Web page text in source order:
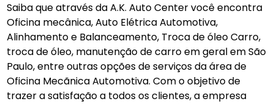
Saiba que através da A.K. Auto Center você encontra
Oficina mecânica, Auto Elétrica Automotiva,
Alinhamento e Balanceamento, Troca de óleo Carro,
troca de óleo, manutenção de carro em geral em São
Paulo, entre outras opções de serviços da área de
Oficina Mecãnica Automotiva. Com o objetivo de
trazer a satisfação a todos os clientes, a empresa